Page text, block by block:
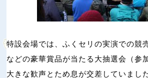
特設会場では、ふくセリの実演での競
などの豪華賞品が当たる大抽選会（参
大きな歓声とため息が交差していまし